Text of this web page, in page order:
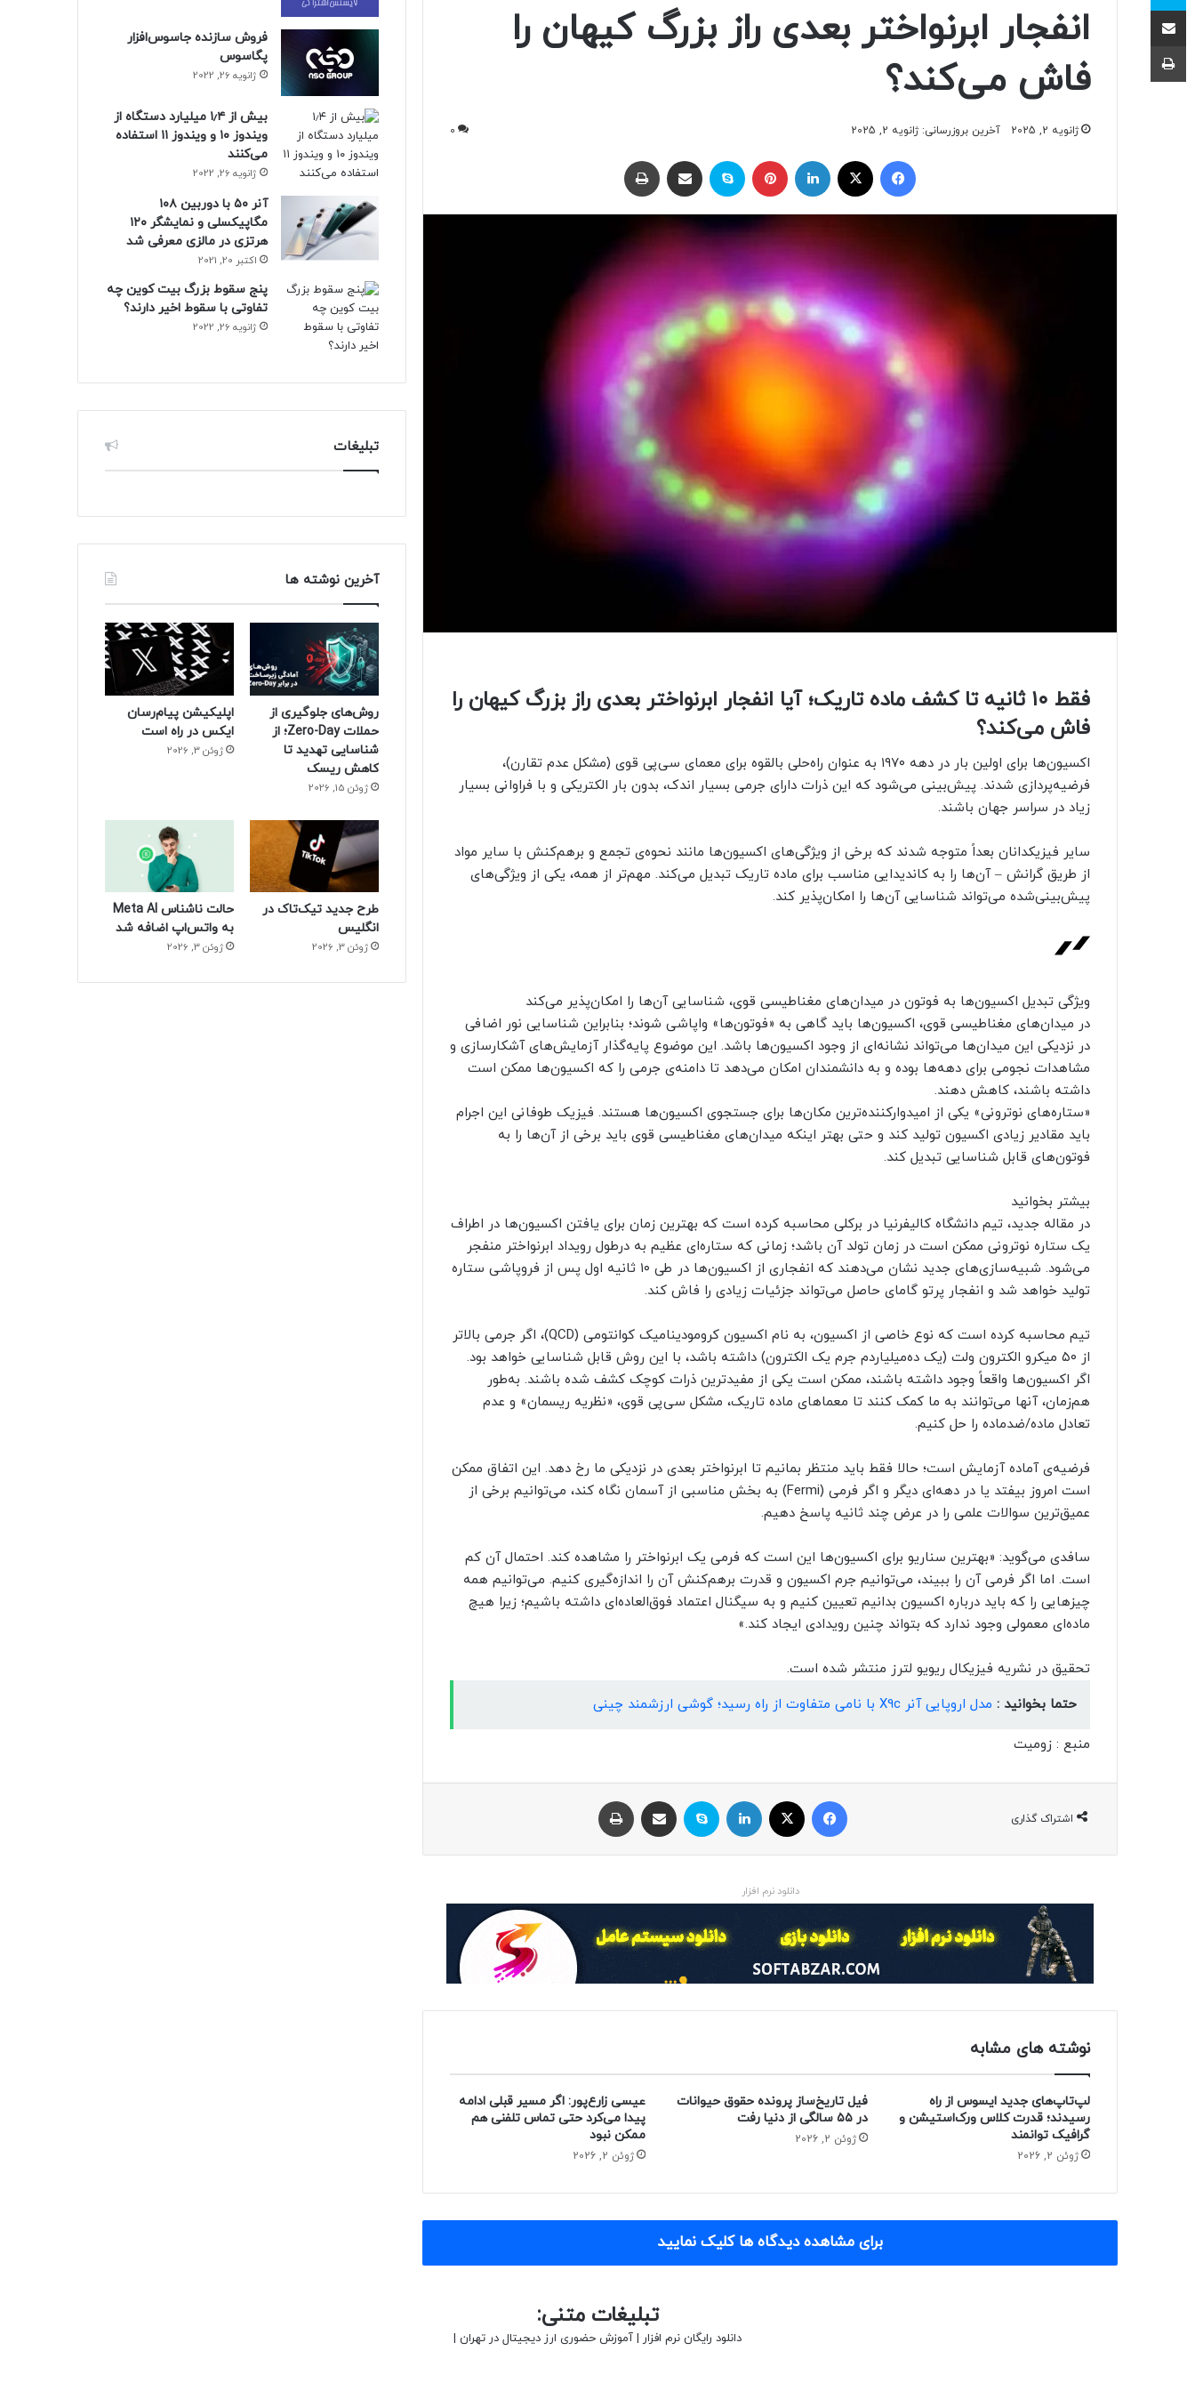
انفجار ابرنواختر بعدی راز بزرگ کیهان را
فاش می‌کند؟
ژانویه 2, 2025 آخرین بروزرسانی: ژانویه 2, 2025 0
ایکس
فقط ۱۰ ثانیه تا کشف ماده تاریک؛ آیا انفجار ابرنواختر بعدی راز بزرگ کیهان را
فاش می‌کند؟
اکسیون‌ها برای اولین بار در دهه ۱۹۷۰ به عنوان راه‌حلی بالقوه برای معمای سی‌پی قوی (مشکل عدم تقارن)،
فرضیه‌پردازی شدند. پیش‌بینی می‌شود که این ذرات دارای جرمی بسیار اندک، بدون بار الکتریکی و با فراوانی بسیار
زیاد در سراسر جهان باشند.
سایر فیزیکدانان بعداً متوجه شدند که برخی از ویژگی‌های اکسیون‌ها مانند نحوه‌ی تجمع و برهم‌کنش با سایر مواد
از طریق گرانش – آن‌ها را به کاندیدایی مناسب برای ماده تاریک تبدیل می‌کند. مهم‌تر از همه، یکی از ویژگی‌های
پیش‌بینی‌شده می‌تواند شناسایی آن‌ها را امکان‌پذیر کند.
ویژگی تبدیل اکسیون‌ها به فوتون در میدان‌های مغناطیسی قوی، شناسایی آن‌ها را امکان‌پذیر می‌کند
در میدان‌های مغناطیسی قوی، اکسیون‌ها باید گاهی به «فوتون‌ها» واپاشی شوند؛ بنابراین شناسایی نور اضافی
در نزدیکی این میدان‌ها می‌تواند نشانه‌ای از وجود اکسیون‌ها باشد. این موضوع پایه‌گذار آزمایش‌های آشکارسازی و
مشاهدات نجومی برای دهه‌ها بوده و به دانشمندان امکان می‌دهد تا دامنه‌ی جرمی را که اکسیون‌ها ممکن است
داشته باشند، کاهش دهند.
«ستاره‌های نوترونی» یکی از امیدوارکننده‌ترین مکان‌ها برای جستجوی اکسیون‌ها هستند. فیزیک طوفانی این اجرام
باید مقادیر زیادی اکسیون تولید کند و حتی بهتر اینکه میدان‌های مغناطیسی قوی باید برخی از آن‌ها را به
فوتون‌های قابل شناسایی تبدیل کند.
بیشتر بخوانید
در مقاله جدید، تیم دانشگاه کالیفرنیا در برکلی محاسبه کرده است که بهترین زمان برای یافتن اکسیون‌ها در اطراف
یک ستاره نوترونی ممکن است در زمان تولد آن باشد؛ زمانی که ستاره‌ای عظیم به درطول رویداد ابرنواختر منفجر
می‌شود. شبیه‌سازی‌های جدید نشان می‌دهند که انفجاری از اکسیون‌ها در طی ۱۰ ثانیه اول پس از فروپاشی ستاره
تولید خواهد شد و انفجار پرتو گامای حاصل می‌تواند جزئیات زیادی را فاش کند.
تیم محاسبه کرده است که نوع خاصی از اکسیون، به نام اکسیون کرومودینامیک کوانتومی (QCD)، اگر جرمی بالاتر
از ۵۰ میکرو الکترون ولت (یک ده‌میلیاردم جرم یک الکترون) داشته باشد، با این روش قابل شناسایی خواهد بود.
اگر اکسیون‌ها واقعاً وجود داشته باشند، ممکن است یکی از مفیدترین ذرات کوچک کشف شده باشند. به‌طور
هم‌زمان، آنها می‌توانند به ما کمک کنند تا معماهای ماده تاریک، مشکل سی‌پی قوی، «نظریه ریسمان» و عدم
تعادل ماده/ضدماده را حل کنیم.
فرضیه‌ی آماده آزمایش است؛ حالا فقط باید منتظر بمانیم تا ابرنواختر بعدی در نزدیکی ما رخ دهد. این اتفاق ممکن
است امروز بیفتد یا در دهه‌ای دیگر و اگر فرمی (Fermi) به بخش مناسبی از آسمان نگاه کند، می‌توانیم برخی از
عمیق‌ترین سوالات علمی را در عرض چند ثانیه پاسخ دهیم.
سافدی می‌گوید: «بهترین سناریو برای اکسیون‌ها این است که فرمی یک ابرنواختر را مشاهده کند. احتمال آن کم
است. اما اگر فرمی آن را ببیند، می‌توانیم جرم اکسیون و قدرت برهم‌کنش آن را اندازه‌گیری کنیم. می‌توانیم همه
چیزهایی را که باید درباره اکسیون بدانیم تعیین کنیم و به سیگنال اعتماد فوق‌العاده‌ای داشته باشیم؛ زیرا هیچ
ماده‌ای معمولی وجود ندارد که بتواند چنین رویدادی ایجاد کند.»
تحقیق در نشریه فیزیکال ریویو لترز منتشر شده است.
حتما بخوانید : مدل اروپایی آنر X9c با نامی متفاوت از راه رسید؛ گوشی ارزشمند چینی
منبع : زومیت
اشتراک گذاری
ایکس
دانلود نرم افزار
نوشته های مشابه
لپ‌تاپ‌های جدید ایسوس از راه
رسیدند؛ قدرت کلاس ورک‌استیشن و
گرافیک توانمند
ژوئن 2, 2026
فیل تاریخ‌ساز پرونده حقوق حیوانات
در ۵۵ سالگی از دنیا رفت
ژوئن 2, 2026
عیسی زارع‌پور: اگر مسیر قبلی ادامه
پیدا می‌کرد حتی تماس تلفنی هم
ممکن نبود
ژوئن 2, 2026
برای مشاهده دیدگاه ها کلیک نمایید
فروش سازنده جاسوس‌افزار
پگاسوس
ژانویه 26, 2022
بیش از ۱٫۴ میلیارد دستگاه از
ویندوز ۱۰ و ویندوز ۱۱ استفاده
می‌کنند
ژانویه 26, 2022
آنر ۵۰ با دوربین ۱۰۸
مگاپیکسلی و نمایشگر ۱۲۰
هرتزی در مالزی معرفی شد
اکتبر 20, 2021
پنج سقوط بزرگ بیت کوین چه
تفاوتی با سقوط اخیر دارند؟
ژانویه 26, 2022
تبلیغات
آخرین نوشته ها
روش‌های جلوگیری از
حملات Zero-Day؛ از
شناسایی تهدید تا
کاهش ریسک
ژوئن 15, 2026
اپلیکیشن پیام‌رسان
ایکس در راه است
ژوئن 3, 2026
طرح جدید تیک‌تاک در
انگلیس
ژوئن 3, 2026
حالت ناشناس Meta AI
به واتس‌اپ اضافه شد
ژوئن 3, 2026
تبلیغات متنی:
دانلود رایگان نرم افزار آموزش حضوری ارز دیجیتال در تهران